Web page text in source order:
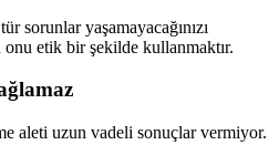
sorunlar yaşamayacağınızı
onu etik bir şekilde kullanmaktır.
aleti uzun vadeli sonuçlar vermiyor.